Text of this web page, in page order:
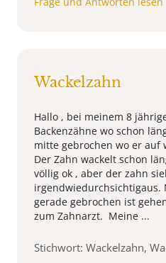
Wackelzahn
Hallo , bei meinem 8
Backenzähne wo schon
mitte gebrochen wo er auf
Der Zahn wackelt schon
völlig ok , aber der zahn
gerade gebrochen ist
zum Zahnarzt. Meine ...
Stichwort: Wackelzahn,